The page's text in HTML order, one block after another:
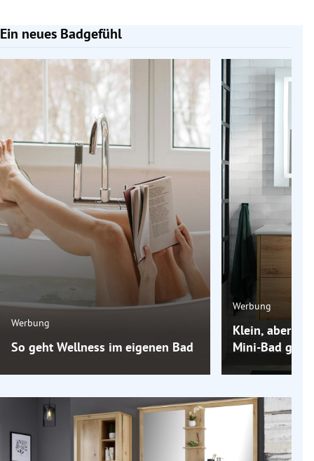
Ein neues Badgefühl
Slide 1 von 5
Werbung
So geht Wellness im eigenen Bad
Werbung
Klein, aber
Mini-Bad groß